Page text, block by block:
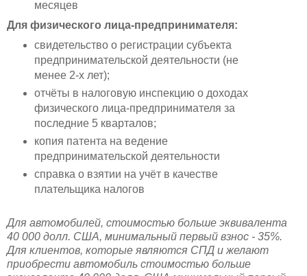
месяцев
Для физического лица-предпринимателя:
свидетельство о регистрации субъекта
предпринимательской деятельности (не
менее 2-х лет);
отчёты в налоговую инспекцию о доходах
физического лица-предпринимателя за
последние 5 кварталов;
копия патента на ведение
предпринимательской деятельности
справка о взятии на учёт в качестве
плательщика налогов
Для автомобилей, стоимостью больше эквивалента
40 000 долл. США, минимальный первый взнос - 35%.
Для клиентов, которые являются СПД и желают
приобрести автомобиль стоимостью больше